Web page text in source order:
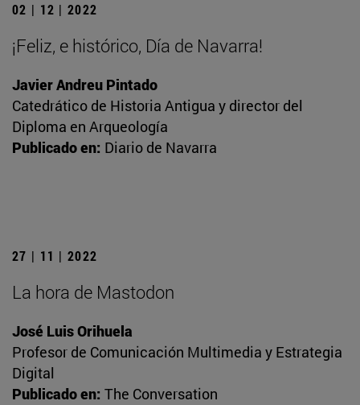
02 | 12 | 2022
¡Feliz, e histórico, Día de Navarra!
Javier Andreu Pintado
Catedrático de Historia Antigua y director del
Diploma en Arqueología
Publicado en: Diario de Navarra
27 | 11 | 2022
La hora de Mastodon
José Luis Orihuela
Profesor de Comunicación Multimedia y Estrategia
Digital
Publicado en: The Conversation